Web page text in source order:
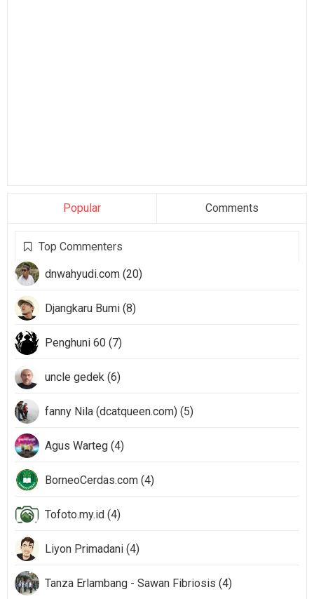
Popular Comments
Top Commenters
dnwahyudi.com (20)
Djangkaru Bumi (8)
Penghuni 60 (7)
uncle gedek (6)
fanny Nila (dcatqueen.com) (5)
Agus Warteg (4)
BorneoCerdas.com (4)
Tofoto.my.id (4)
Liyon Primadani (4)
Tanza Erlambang - Sawan Fibriosis (4)